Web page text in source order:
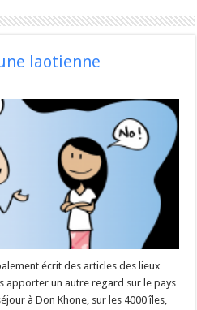
laotienne
écrit des articles des lieux
apporter un autre regard sur le pays
à Don Khone, sur les 4000 îles,